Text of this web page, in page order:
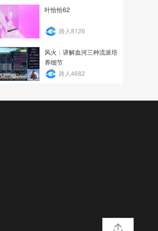
叶恰恰62
路人8126
风火：讲解血河三种流派培
养细节
路人4682